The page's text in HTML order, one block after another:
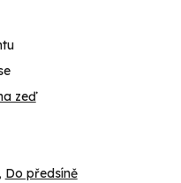
zeď
Do předsíně